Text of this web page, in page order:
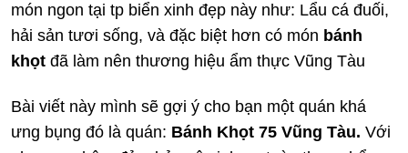
món ngon tại tp biển xinh đẹp này như: Lẩu cá đuối,
hải sản tươi sống, và đặc biệt hơn có món bánh
khọt đã làm nên thương hiệu ẩm thực Vũng Tàu
Bài viết này mình sẽ gợi ý cho bạn một quán khá
ưng bụng đó là quán: Bánh Khọt 75 Vũng Tàu. Với